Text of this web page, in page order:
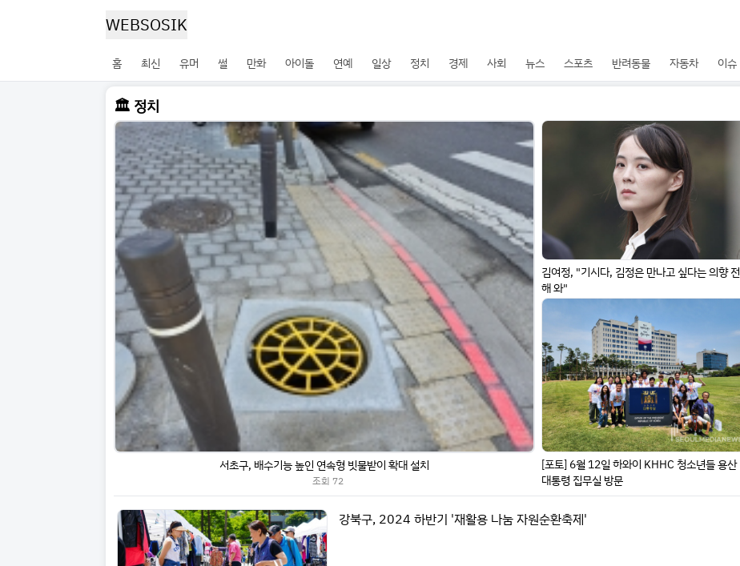
WEBSOSIK
홈 최신 유머 썰 만화 아이돌 연예 일상 정치 경제 사회 뉴스 스포츠 반려동물 자동차 이슈
🏛️ 정치
서초구, 배수기능 높인 연속형 빗물받이 확대 설치
조회 72
김여정, "기시다, 김정은 만나고 싶다는 의향 전
해 와"
[포토] 6월 12일 하와이 KHHC 청소년들 용산
대통령 집무실 방문
강북구, 2024 하반기 '재활용 나눔 자원순환축제'